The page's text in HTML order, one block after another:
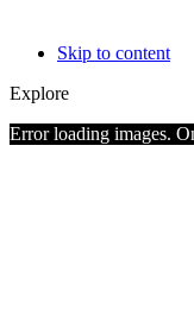
Skip to content
Explore
Error loading images.